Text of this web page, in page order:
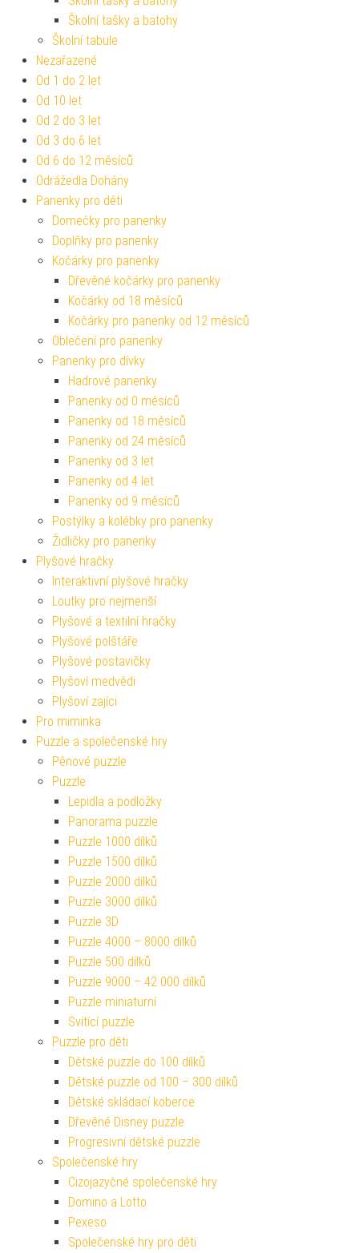
Školní tašky a batohy
Školní tabule
Nezařazené
Od 1 do 2 let
Od 10 let
Od 2 do 3 let
Od 3 do 6 let
Od 6 do 12 měsíců
Odrážedla Dohány
Panenky pro děti
Domečky pro panenky
Doplňky pro panenky
Kočárky pro panenky
Dřevěné kočárky pro panenky
Kočárky od 18 měsíců
Kočárky pro panenky od 12 měsíců
Oblečení pro panenky
Panenky pro dívky
Hadrové panenky
Panenky od 0 měsíců
Panenky od 18 měsíců
Panenky od 24 měsíců
Panenky od 3 let
Panenky od 4 let
Panenky od 9 měsíců
Postýlky a kolébky pro panenky
Židličky pro panenky
Plyšové hračky
Interaktivní plyšové hračky
Loutky pro nejmenší
Plyšové a textilní hračky
Plyšové polštáře
Plyšové postavičky
Plyšoví medvědi
Plyšoví zajíci
Pro miminka
Puzzle a společenské hry
Pěnové puzzle
Puzzle
Lepidla a podložky
Panorama puzzle
Puzzle 1000 dílků
Puzzle 1500 dílků
Puzzle 2000 dílků
Puzzle 3000 dílků
Puzzle 3D
Puzzle 4000 – 8000 dílků
Puzzle 500 dílků
Puzzle 9000 – 42 000 dílků
Puzzle miniaturní
Svítící puzzle
Puzzle pro děti
Dětské puzzle do 100 dílků
Dětské puzzle od 100 – 300 dílků
Dětské skládací koberce
Dřevěné Disney puzzle
Progresivní dětské puzzle
Společenské hry
Cizojazyčné společenské hry
Domino a Lotto
Pexeso
Společenské hry pro děti